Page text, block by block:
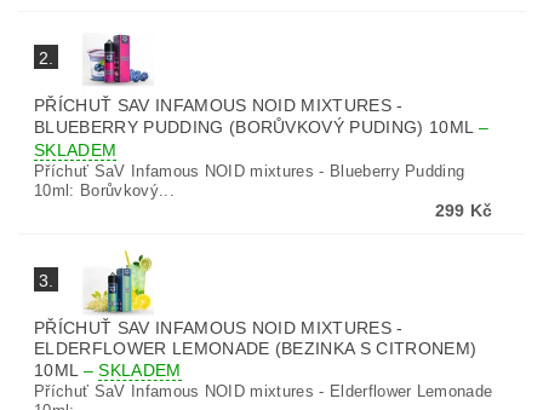
2.
PŘÍCHUŤ SAV INFAMOUS NOID MIXTURES -
BLUEBERRY PUDDING (BORŮVKOVÝ PUDING) 10ML –
SKLADEM
Příchuť SaV Infamous NOID mixtures - Blueberry Pudding
10ml: Borůvkový...
299 Kč
3.
PŘÍCHUŤ SAV INFAMOUS NOID MIXTURES -
ELDERFLOWER LEMONADE (BEZINKA S CITRONEM)
10ML –SKLADEM
Příchuť SaV Infamous NOID mixtures - Elderflower Lemonade